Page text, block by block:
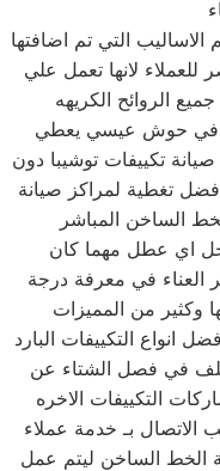
التي تم اضافتها
لانها تعمل علي
في حوش عيسي يعطي
تكييفات توشيبا دون
تغطية لمراكز صيانة
الساخن المباشر
العناء في معرفة درجة
وكثير من المميزات
انواع التكييفات البارد
في فصل الشتاء عن
التكييفات الاخره
الاتصال بـ خدمة عملاء
الخط الساخن ليتم عمل